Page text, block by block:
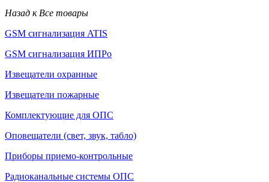
Назад к Все товары
GSM сигнализация ATIS
GSM сигнализация ИПРо
Извещатели охранные
Извещатели пожарные
Комплектующие для ОПС
Оповещатели (свет, звук, табло)
Приборы приемо-контрольные
Радиоканальные системы ОПС